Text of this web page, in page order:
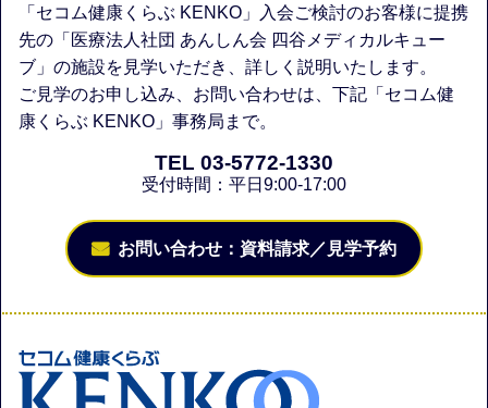
「セコム健康くらぶ KENKO」入会ご検討のお客様に提携
先の「医療法人社団 あんしん会 四谷メディカルキュー
ブ」の施設を見学いただき、詳しく説明いたします。
ご見学のお申し込み、お問い合わせは、下記「セコム健
康くらぶ KENKO」事務局まで。
TEL 03-5772-1330
受付時間：平日9:00-17:00
お問い合わせ：資料請求／見学予約